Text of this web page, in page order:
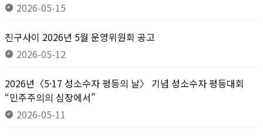
2026-05-15
친구사이 2026년 5월 운영위원회 공고
2026-05-12
2026년〈5·17 성소수자 평등의 날〉 기념 성소수자 평등대회
“민주주의의 심장에서”
2026-05-11